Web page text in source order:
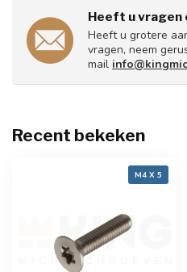
Heeft u vragen
Heeft u grotere
vragen, neem
mail
Recent bekeken
M4 X 5